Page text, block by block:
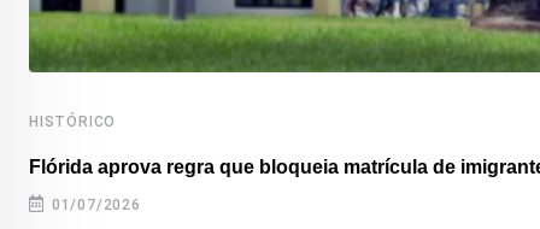
HISTÓRICO
Flórida aprova regra que bloqueia matrícula de
01/07/2026